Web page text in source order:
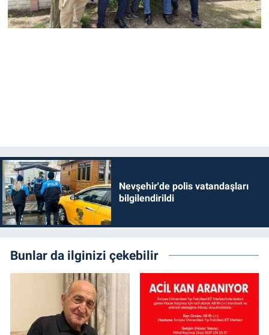
Nevşehir'de polis vatandaşları
bilgilendirildi
Bunlar da ilginizi çekebilir